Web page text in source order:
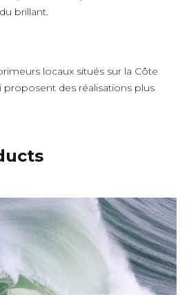
brillant.
locaux situés sur la Côte
proposent des réalisations plus